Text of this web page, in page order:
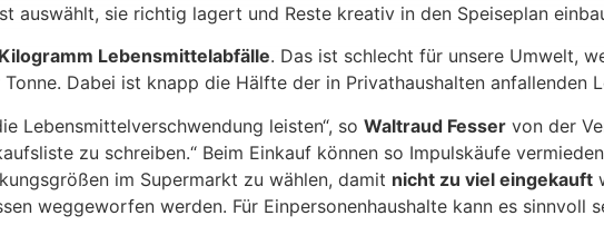
auswählt, sie richtig lagert und Reste kreativ in den Speiseplan
Lebensmittelabfälle. Das ist schlecht für unsere Umwelt,
Dabei ist knapp die Hälfte der in Privathaushalten anfallenden
Lebensmittelverschwendung leisten“, so Waltraud Fesser von der
zu schreiben.“ Beim Einkauf können so Impulskäufe
im Supermarkt zu wählen, damit nicht zu viel eingekauft
weggeworfen werden. Für Einpersonenhaushalte kann es sinnvoll